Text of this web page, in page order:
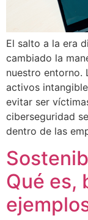
El salto a la era
cambiado la
nuestro entorno.
activos
evitar ser
ciberseguridad
dentro de las
Qué es,